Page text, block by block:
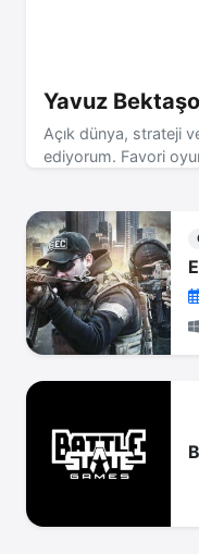
Yavuz
Açık dünya, strateji
ediyorum. Favori